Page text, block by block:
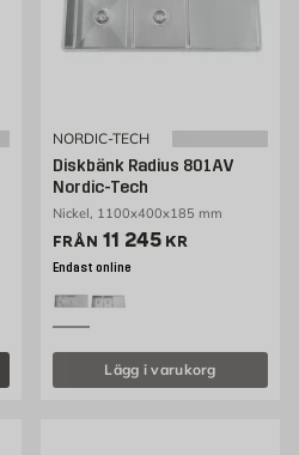
NORDIC-TECH
Diskbänk Radius 801AV
Nordic-Tech
Nickel, 1100x400x185 mm
FRÅN Pris 10545 kr
11 245 KR
Endast online
Lägg i varukorg